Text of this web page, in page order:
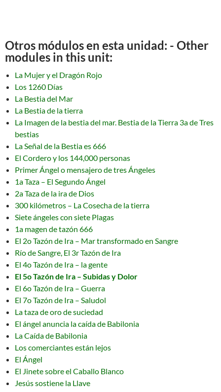
Otros módulos en esta unidad: - Other
modules in this unit:
La Mujer y el Dragón Rojo
Los 1260 Días
La Bestia del Mar
La Bestia de la tierra
La Imagen de la bestia del mar. Bestia de la Tierra 3a de Tres
bestias
La Señal de la Bestia es 666
El Cordero y los 144,000 personas
Primer Ángel o mensajero de tres Ángeles
1a Taza – El Segundo Ángel
2a Taza de la ira de Dios
300 kilómetros – La Cosecha de la tierra
Siete ángeles con siete Plagas
1a magen de tazón 666
El 2o Tazón de Ira – Mar transformado en Sangre
Río de Sangre, El 3r Tazón de Ira
El 4o Tazón de Ira – la gente
El 5o Tazón de Ira – Subidas y Dolor
El 6o Tazón de Ira – Guerra
El 7o Tazón de Ira – Saludol
La taza de oro de suciedad
El ángel anuncia la caída de Babilonia
La Caída de Babilonia
Los comerciantes están lejos
El Ángel
El Jinete sobre el Caballo Blanco
Jesús sostiene la Llave